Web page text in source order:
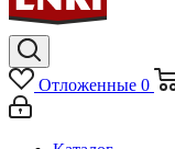
Отложенные 0